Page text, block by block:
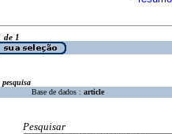
de 1
Base de dados : article
Pesquisar